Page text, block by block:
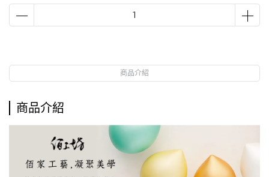
商品介紹
商品介紹